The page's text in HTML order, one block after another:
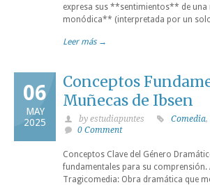
expresa sus **sentimientos** de una
monódica** (interpretada por un
Leer más →
06
MAY
2025
Conceptos
Muñecas de Ibsen
by estudiapuntes Comedia,
0 Comment
Conceptos Clave del Género
fundamentales para su
Tragicomedia: Obra dramática que